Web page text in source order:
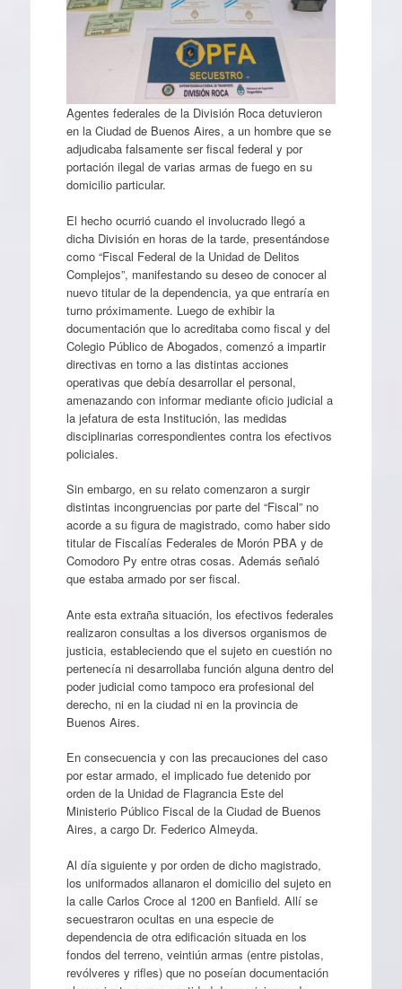
Agentes federales de la División Roca detuvieron
en la Ciudad de Buenos Aires, a un hombre que se
adjudicaba falsamente ser fiscal federal y por
portación ilegal de varias armas de fuego en su
domicilio particular.
El hecho ocurrió cuando el involucrado llegó a
dicha División en horas de la tarde, presentándose
como “Fiscal Federal de la Unidad de Delitos
Complejos”, manifestando su deseo de conocer al
nuevo titular de la dependencia, ya que entraría en
turno próximamente. Luego de exhibir la
documentación que lo acreditaba como fiscal y del
Colegio Público de Abogados, comenzó a impartir
directivas en torno a las distintas acciones
operativas que debía desarrollar el personal,
amenazando con informar mediante oficio judicial a
la jefatura de esta Institución, las medidas
disciplinarias correspondientes contra los efectivos
policiales.
Sin embargo, en su relato comenzaron a surgir
distintas incongruencias por parte del “Fiscal” no
acorde a su figura de magistrado, como haber sido
titular de Fiscalías Federales de Morón PBA y de
Comodoro Py entre otras cosas. Además señaló
que estaba armado por ser fiscal.
Ante esta extraña situación, los efectivos federales
realizaron consultas a los diversos organismos de
justicia, estableciendo que el sujeto en cuestión no
pertenecía ni desarrollaba función alguna dentro del
poder judicial como tampoco era profesional del
derecho, ni en la ciudad ni en la provincia de
Buenos Aires.
En consecuencia y con las precauciones del caso
por estar armado, el implicado fue detenido por
orden de la Unidad de Flagrancia Este del
Ministerio Público Fiscal de la Ciudad de Buenos
Aires, a cargo Dr. Federico Almeyda.
Al día siguiente y por orden de dicho magistrado,
los uniformados allanaron el domicilio del sujeto en
la calle Carlos Croce al 1200 en Banfield. Allí se
secuestraron ocultas en una especie de
dependencia de otra edificación situada en los
fondos del terreno, veintiún armas (entre pistolas,
revólveres y rifles) que no poseían documentación